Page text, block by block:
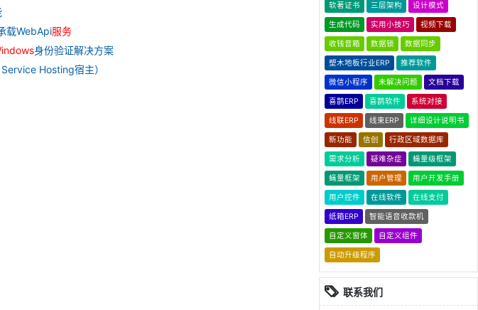
载WebApi服务
身份验证解决方案
Service Hosting宿主）
软著证书 三层架构 设计模式
生成代码 实用小技巧 视频下载
收钱音箱 数据锁 数据同步
塑木地板行业ERP 推荐软件
微信小程序 未解决问题 文档下载
喜鹊ERP 喜鹊软件 系统对接
线联ERP 线束ERP 详细设计说明书
新功能 信创 行政区域数据库
需求分析 疑难杂症 蝇量级框架
蝇量框架 用户管理 用户开发手册
用户控件 在线软件 在线支付
纸箱ERP 智能语音收款机
自定义窗体 自定义组件
自动升级程序
联系我们